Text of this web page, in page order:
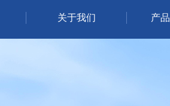
关于我们 产